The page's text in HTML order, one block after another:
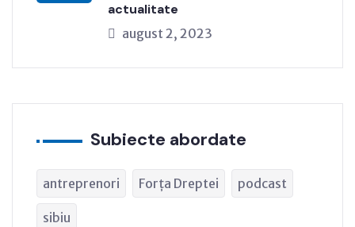
actualitate
august 2, 2023
Subiecte abordate
antreprenori Forța Dreptei podcast
sibiu